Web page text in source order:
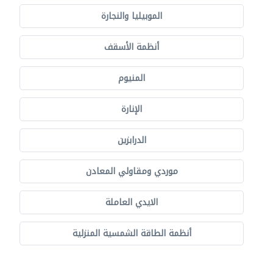
الموبيليا والنجارة
أنظمة الأسقف
المنيوم
الإنارة
الدرابزين
موردي ومقاولي المعادن
الايدي العاملة
أنظمة الطاقة الشمسية المنزلية